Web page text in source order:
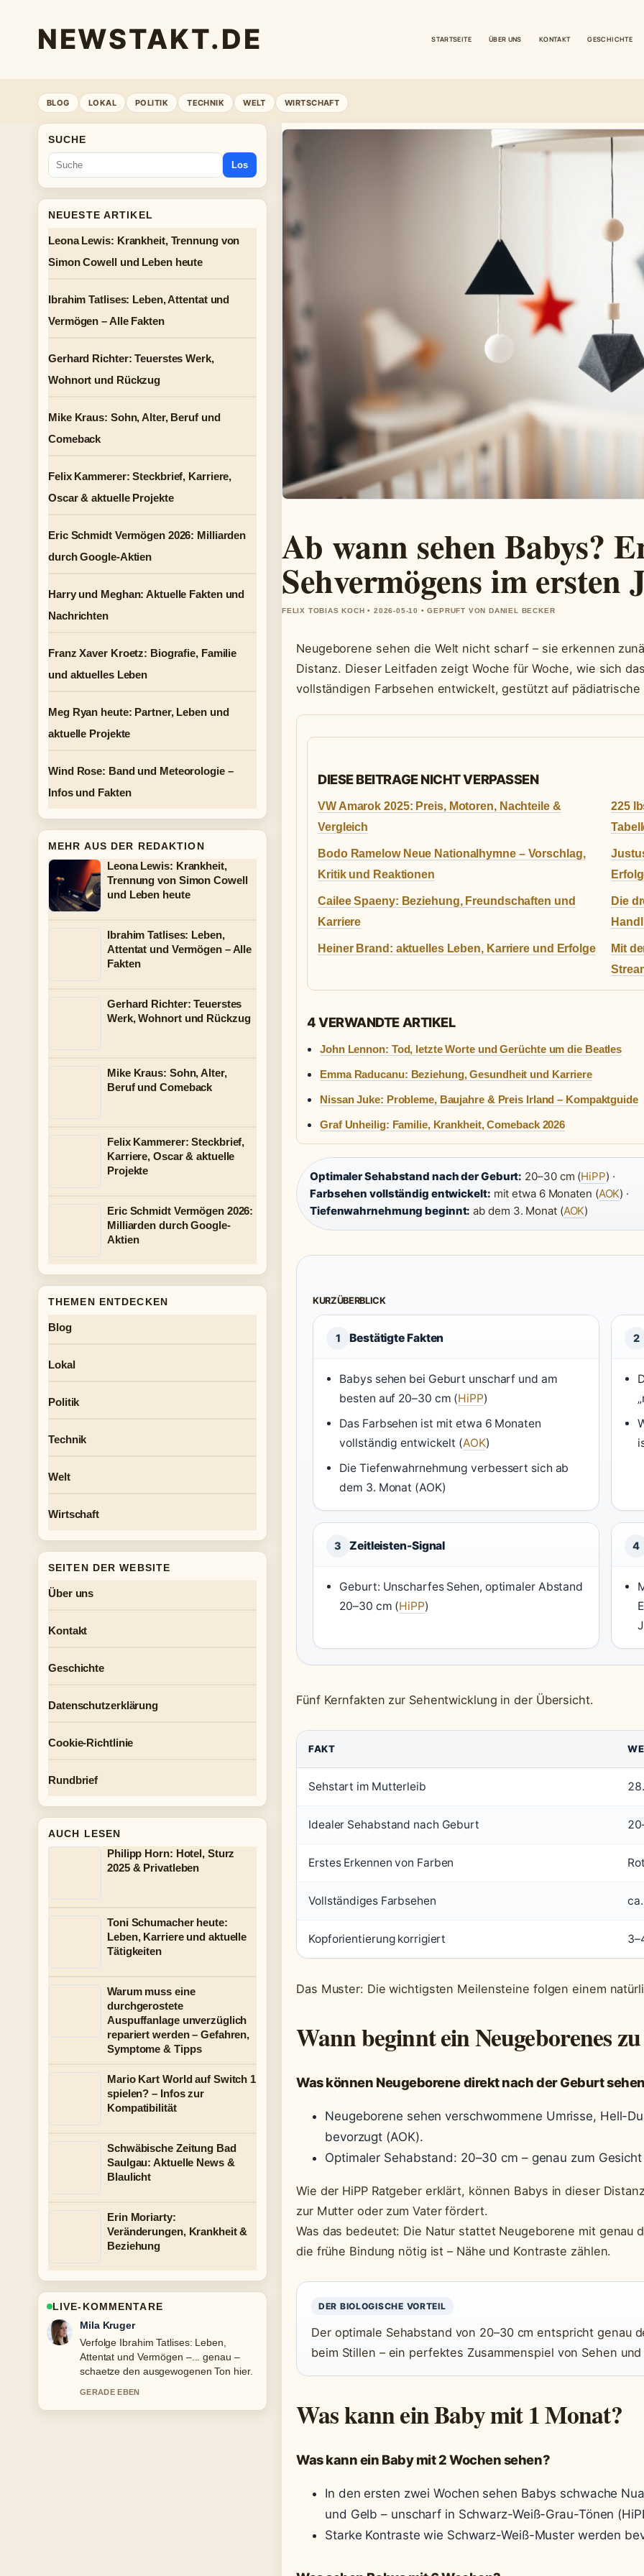
NEWSTAKT.DE STARTSEITE ÜBER UNS KONTAKT GESCHICHTE
BLOG LOKAL POLITIK TECHNIK WELT WIRTSCHAFT
Ab wann sehen Babys?
Sehvermögens im ersten
FELIX TOBIAS KOCH • 2026-05-10 • GEPRUFT VON DANIEL BECKER
Neugeborene sehen die Welt nicht scharf – sie erkennen
Distanz. Dieser Leitfaden zeigt Woche für Woche, wie sich
vollständigen Farbsehen entwickelt, gestützt auf pädiatrische
DIESE BEITRAGE NICHT VERPASSEN
VW Amarok 2025: Preis, Motoren, Nachteile &
Vergleich
225
Bodo Ramelow Neue Nationalhymne – Vorschlag,
Kritik und Reaktionen
Cailee Spaeny: Beziehung, Freundschaften und
Karriere
Die
Heiner Brand: aktuelles Leben, Karriere und Erfolge
Mit
4 VERWANDTE ARTIKEL
John Lennon: Tod, letzte Worte und Gerüchte um die Beatles
Emma Raducanu: Beziehung, Gesundheit und Karriere
Nissan Juke: Probleme, Baujahre & Preis Irland – Kompaktguide
Graf Unheilig: Familie, Krankheit, Comeback 2026
Optimaler Sehabstand nach der Geburt: 20–30 cm (HiPP) ·
Farbsehen vollständig entwickelt: mit etwa 6 Monaten (AOK) ·
Tiefenwahrnehmung beginnt: ab dem 3. Monat (AOK)
KURZÜBERBLICK
1 Bestätigte Fakten
Babys sehen bei Geburt unscharf und am
besten auf 20–30 cm (HiPP)
Das Farbsehen ist mit etwa 6 Monaten
vollständig entwickelt (AOK)
Die Tiefenwahrnehmung verbessert sich ab
dem 3. Monat (AOK)
2
3 Zeitleisten-Signal
Geburt: Unscharfes Sehen, optimaler Abstand
20–30 cm (HiPP)
4
Fünf Kernfakten zur Sehentwicklung in der Übersicht.
FAKT
Sehstart im Mutterleib
Idealer Sehabstand nach Geburt
Erstes Erkennen von Farben
Vollständiges Farbsehen
Kopforientierung korrigiert
Das Muster: Die wichtigsten Meilensteine folgen einem
Wann beginnt ein Neugeborenes
Was können Neugeborene direkt nach der Geburt
Neugeborene sehen verschwommene Umrisse, Hell-
bevorzugt (AOK).
Optimaler Sehabstand: 20–30 cm – genau zum
Wie der HiPP Ratgeber erklärt, können Babys in dieser
zur Mutter oder zum Vater fördert.
Was das bedeutet: Die Natur stattet Neugeborene mit genau
die frühe Bindung nötig ist – Nähe und Kontraste zählen.
DER BIOLOGISCHE VORTEIL
Der optimale Sehabstand von 20–30 cm entspricht genau
beim Stillen – ein perfektes Zusammenspiel von Sehen
Was kann ein Baby mit 1 Monat?
Was kann ein Baby mit 2 Wochen sehen?
In den ersten zwei Wochen sehen Babys schwache
und Gelb – unscharf in Schwarz-Weiß-Grau-Tönen
Starke Kontraste wie Schwarz-Weiß-Muster werden
SUCHE
Los
NEUESTE ARTIKEL
Leona Lewis: Krankheit, Trennung von
Simon Cowell und Leben heute
Ibrahim Tatlises: Leben, Attentat und
Vermögen – Alle Fakten
Gerhard Richter: Teuerstes Werk,
Wohnort und Rückzug
Mike Kraus: Sohn, Alter, Beruf und
Comeback
Felix Kammerer: Steckbrief, Karriere,
Oscar & aktuelle Projekte
Eric Schmidt Vermögen 2026: Milliarden
durch Google-Aktien
Harry und Meghan: Aktuelle Fakten und
Nachrichten
Franz Xaver Kroetz: Biografie, Familie
und aktuelles Leben
Meg Ryan heute: Partner, Leben und
aktuelle Projekte
Wind Rose: Band und Meteorologie –
Infos und Fakten
MEHR AUS DER REDAKTION
Leona Lewis: Krankheit,
Trennung von Simon Cowell
und Leben heute
Ibrahim Tatlises: Leben,
Attentat und Vermögen – Alle
Fakten
Gerhard Richter: Teuerstes
Werk, Wohnort und Rückzug
Mike Kraus: Sohn, Alter,
Beruf und Comeback
Felix Kammerer: Steckbrief,
Karriere, Oscar & aktuelle
Projekte
Eric Schmidt Vermögen 2026:
Milliarden durch Google-
Aktien
THEMEN ENTDECKEN
Blog
Lokal
Politik
Technik
Welt
Wirtschaft
SEITEN DER WEBSITE
Über uns
Kontakt
Geschichte
Datenschutzerklärung
Cookie-Richtlinie
Rundbrief
AUCH LESEN
Philipp Horn: Hotel, Sturz
2025 & Privatleben
Toni Schumacher heute:
Leben, Karriere und aktuelle
Tätigkeiten
Warum muss eine
durchgerostete
Auspuffanlage unverzüglich
repariert werden – Gefahren,
Symptome & Tipps
Mario Kart World auf Switch 1
spielen? – Infos zur
Kompatibilität
Schwäbische Zeitung Bad
Saulgau: Aktuelle News &
Blaulicht
Erin Moriarty:
Veränderungen, Krankheit &
Beziehung
LIVE-KOMMENTARE
Jonas Wagner
Hilfreicher Kontext zu Gerhard Richter:
Teuerstes Werk, Wohnort und
Rückzug. Bitte haltet diesen Liveticker